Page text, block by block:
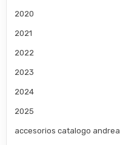
2020
2021
2022
2023
2024
2025
accesorios catalogo andrea